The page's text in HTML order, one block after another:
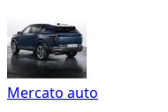
Mercato auto